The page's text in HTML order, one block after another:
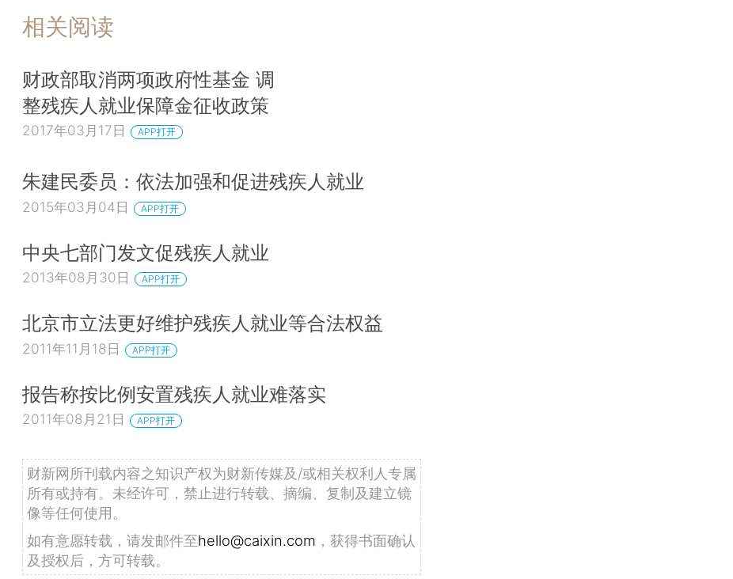
相关阅读
财政部取消两项政府性基金 调
整残疾人就业保障金征收政策
2017年03月17日 APP打开
朱建民委员：依法加强和促进残疾人就业
2015年03月04日 APP打开
中央七部门发文促残疾人就业
2013年08月30日 APP打开
北京市立法更好维护残疾人就业等合法权益
2011年11月18日 APP打开
报告称按比例安置残疾人就业难落实
2011年08月21日 APP打开
财新网所刊载内容之知识产权为财新传媒及/或相关权利人专属
所有或持有。未经许可，禁止进行转载、摘编、复制及建立镜
像等任何使用。
如有意愿转载，请发邮件至hello@caixin.com ，获得书面确认
及授权后，方可转载。